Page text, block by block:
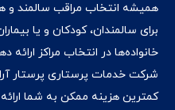
همیشه انتخاب مراقب سالمند و
برای سالمندان، کودکان و یا
خانواده‌ها در انتخاب مراکز
شرکت خدمات پرستاری پرستار
کمترین هزینه ممکن به شما